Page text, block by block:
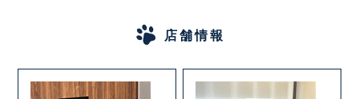
店舗情報